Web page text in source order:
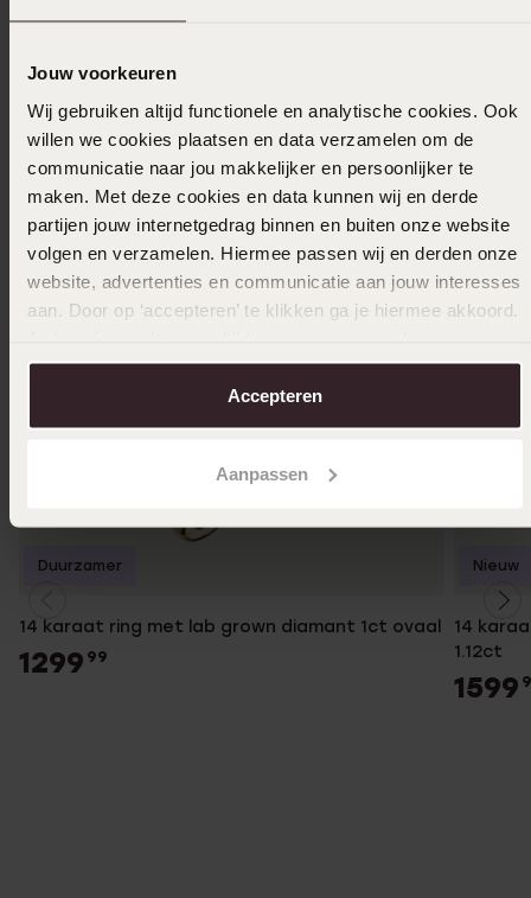
Jouw voorkeuren
Wij gebruiken altijd functionele en analytische cookies. Ook
willen we cookies plaatsen en data verzamelen om de
communicatie naar jou makkelijker en persoonlijker te
maken. Met deze cookies en data kunnen wij en derde
partijen jouw internetgedrag binnen en buiten onze website
volgen en verzamelen. Hiermee passen wij en derden onze
website, advertenties en communicatie aan jouw interesses
aan. Door op ‘accepteren’ te klikken ga je hiermee akkoord.
over in onscookiebeleid.
Accepteren
Aanpassen
Ook leuk voor jou
14 karaat ring met lab grown diamant 1ct ovaal
1299 99
Duurzamer
14
1.12ct
1599
Nieuw